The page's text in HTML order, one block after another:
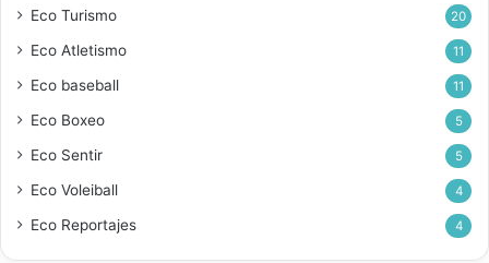
Eco Turismo 20
Eco Atletismo 11
Eco baseball 11
Eco Boxeo 5
Eco Sentir 5
Eco Voleiball 4
Eco Reportajes 4